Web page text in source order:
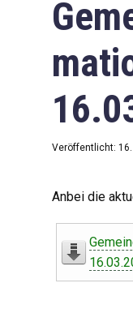
Bildung
Vereine
Leben in
Veröffentlicht: 16.
Anbei die